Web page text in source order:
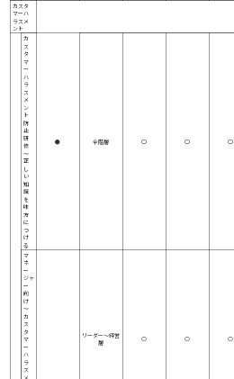
カスタ
マーハ
ラスメ
ント
カ
ス
タ
マ
ー
ハ
ラ
ス
メ
ン
ト
防
止
研
修
～
正
し
い
知
識
を
味
方
に
つ
け
る
● 全階層 ○ ○ ○
マ
ネ
ー
ジャ
ー
向
け
～
カ
ス
タ
マ
ー
ハ
ラ
ス
メ
リーダー～経営
層
○ ○ ○